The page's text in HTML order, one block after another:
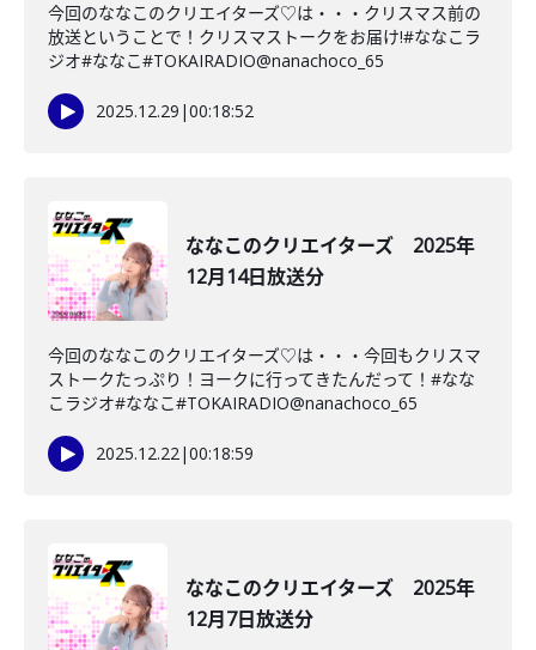
今回のななこのクリエイターズ♡は・・・クリスマス前の
放送ということで！クリスマストークをお届け!#ななこラ
ジオ#ななこ#TOKAIRADIO@nanachoco_65
2025.12.29 |00:18:52
ななこのクリエイターズ 2025年
12月14日放送分
今回のななこのクリエイターズ♡は・・・今回もクリスマ
ストークたっぷり！ヨークに行ってきたんだって！#なな
こラジオ#ななこ#TOKAIRADIO@nanachoco_65
2025.12.22|00:18:59
ななこのクリエイターズ 2025年
12月7日放送分